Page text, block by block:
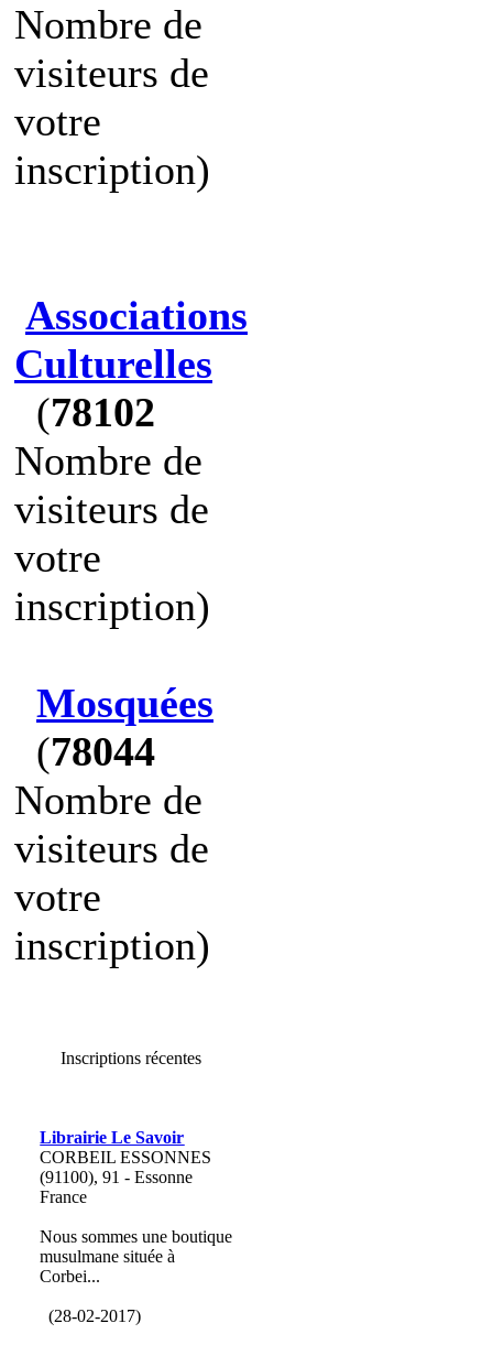
Nombre de
visiteurs de
votre
inscription)
Associations
Culturelles
(78102
Nombre de
visiteurs de
votre
inscription)
Mosquées
(78044
Nombre de
visiteurs de
votre
inscription)
Inscriptions récentes
Librairie Le Savoir
CORBEIL ESSONNES
(91100), 91 - Essonne
France
Nous sommes une boutique
musulmane située à
Corbei...
(28-02-2017)